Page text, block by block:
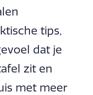
tips,
dat je
zit en
met meer